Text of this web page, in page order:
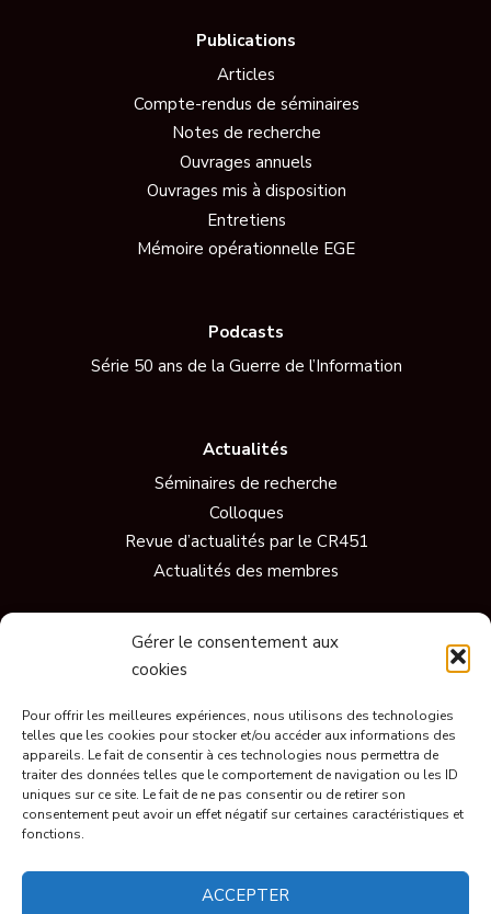
Gérer le consentement aux
cookies
Pour offrir les meilleures expériences, nous utilisons des technologies
telles que les cookies pour stocker et/ou accéder aux informations des
appareils. Le fait de consentir à ces technologies nous permettra de
traiter des données telles que le comportement de navigation ou les ID
uniques sur ce site. Le fait de ne pas consentir ou de retirer son
consentement peut avoir un effet négatif sur certaines caractéristiques et
fonctions.
ACCEPTER
Publications
Articles
Compte-rendus de séminaires
Notes de recherche
Ouvrages annuels
Ouvrages mis à disposition
Entretiens
Mémoire opérationnelle EGE
Podcasts
Série 50 ans de la Guerre de l’Information
Actualités
Séminaires de recherche
Colloques
Revue d’actualités par le CR451
Actualités des membres
Vidéos
Conférences
Short
Ils parlent de nous
© CR451 2023, tous droits réservés.